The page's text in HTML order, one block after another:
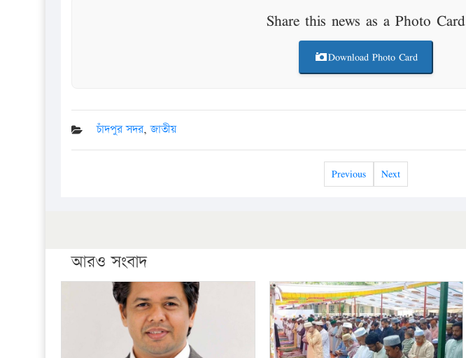
Share this news as a Photo Card
Download Photo Card
চাঁদপুর সদর,জাতীয়
Previous Next
আরও সংবাদ